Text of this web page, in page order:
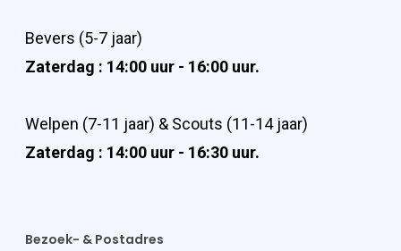
Bevers (5-7 jaar)
Zaterdag : 14:00 uur - 16:00 uur.
Welpen (7-11 jaar) & Scouts (11-14 jaar)
Zaterdag : 14:00 uur - 16:30 uur.
Bezoek- & Postadres